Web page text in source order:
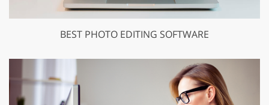
BEST PHOTO EDITING SOFTWARE